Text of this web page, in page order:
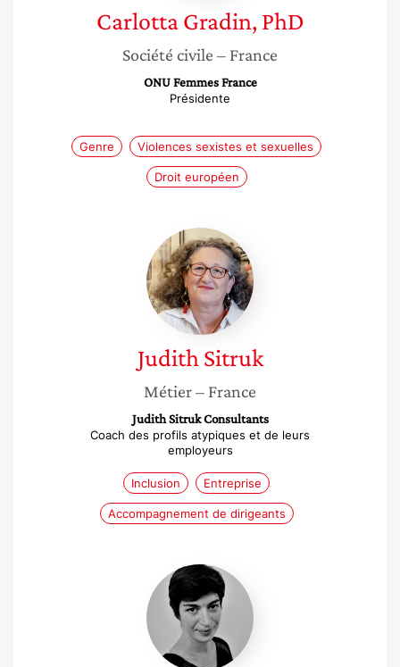
Carlotta Gradin, PhD
Société civile – France
ONU Femmes France
Présidente
Genre Violences sexistes et sexuelles
Droit européen
Judith
Sitruk
Judith Sitruk
Métier– France
Judith Sitruk Consultants
Coach des profils atypiques et de leurs
employeurs
Inclusion Entreprise
Accompagnement de dirigeants
Eléonore
Stévenin
Morguet